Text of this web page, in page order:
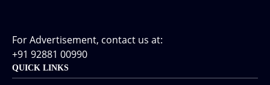
For Advertisement, contact us at:
+91 92881 00990
QUICK LINKS